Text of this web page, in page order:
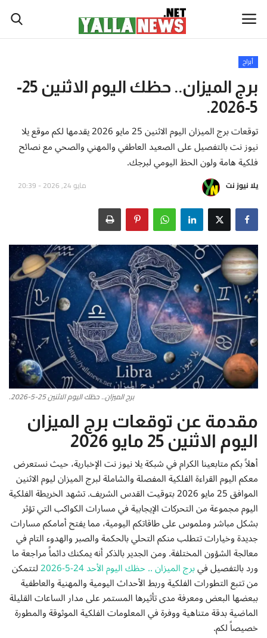
أخبار العالم
أخبار الوطن العربي
سياسة واقتصاد
رياضة
تكنولوجيا وعلوم
صحة ولياقة
أطباق من المطابخ العربية
سياحة وسفر
منوعات عامة
جاليري الفن التشكيلي
من نحن
سياسة الخصوصية
البنود والشروط
رئيس التحرير
إتصل بنا
أبراج
برج الميزان.. حظك اليوم الاثنين 25-
5-2026.
توقعات برج الميزان اليوم الاثنين 25 مايو 2026 يقدمها لكم موقع يلا
نيوز نت بالتفصيل على الصعيد العاطفي والمهني والصحي مع نصائح
فلكية هامة ولون الحظ اليومي لبرجك.
يلا نيوز نت مايو 24, 2026 - 20:39
برج الميزان.. حظك اليوم الاثنين 25-5-2026.
مقدمة عن توقعات برج الميزان
اليوم الاثنين 25 مايو 2026
أهلاً بكم متابعينا الكرام في شبكة يلا نيوز نت الإخبارية، حيث نستعرض
معكم اليوم القراءة الفلكية المفصلة والشاملة لبرج الميزان ليوم الاثنين
الموافق 25 مايو 2026 بتوقيت القدس الشريف. تشهد الخريطة الفلكية
اليوم مجموعة من التحركات الإيجابية في مسارات الكواكب التي تؤثر
بشكل مباشر وملموس على طاقاتكم اليومية، مما يفتح أمامكم مسارات
جديدة وخيارات تتطلب منكم التحلي بالحكمة والصبر والهدوء التام في
معالجة الشؤون المختلفة. ومن الجدير بالذكر أنه يمكنك دائماً مراجعة ما
ورد بالتفصيل فيبرج الميزان .. حظك اليوم الأحد 24-5-2026 لتتمكن
من تتبع التطورات الفلكية وربط الأحداث اليومية والمهنية والعاطفية
ببعضها البعض ومعرفة مدى تأثيرها المستمر على مدار الساعات القليلة
الماضية بدقة متناهية ووفرة في المعلومات الفلكية الموثوقة والمطورة
خصيصاً لكم.